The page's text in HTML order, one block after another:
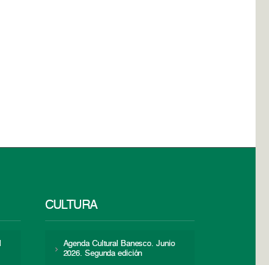
CULTURA
Agenda Cultural Banesco. Junio
2026. Segunda edición